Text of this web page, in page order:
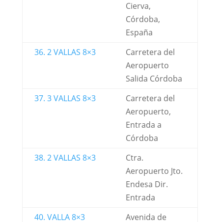
Cierva,
Córdoba,
España
36. 2 VALLAS 8×3
Carretera del
Aeropuerto
Salida Córdoba
37. 3 VALLAS 8×3
Carretera del
Aeropuerto,
Entrada a
Córdoba
38. 2 VALLAS 8×3
Ctra.
Aeropuerto Jto.
Endesa Dir.
Entrada
40. VALLA 8×3
Avenida de